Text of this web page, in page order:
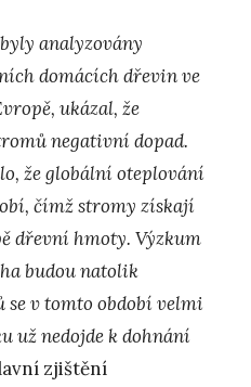
analyzovány
domácích dřevin ve
ukázal, že
negativní dopad.
že globální oteplování
čímž stromy získají
dřevní hmoty. Výzkum
budou natolik
v tomto období velmi
už nedojde k dohnání
zjištění